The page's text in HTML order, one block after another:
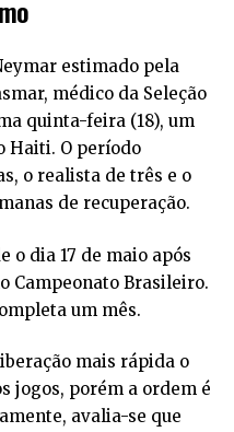
estimado pela
médico da Seleção
quinta-feira (18), um
Haiti. O período
o realista de três e o
de recuperação.
o dia 17 de maio após
Campeonato Brasileiro.
um mês.
mais rápida o
jogos, porém a ordem é
avalia-se que